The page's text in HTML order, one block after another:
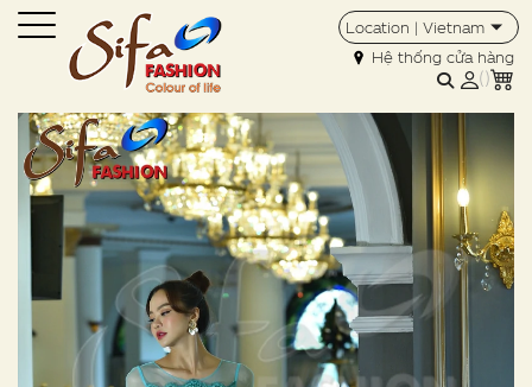
Location | Vietnam
Hệ thống cửa hàng
()